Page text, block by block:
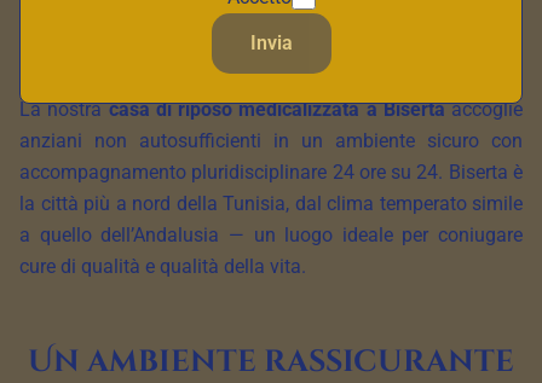
La nostracasa di riposo medicalizzata a Bisertaaccoglie
anziani non autosufficienti in un ambiente sicuro con
accompagnamento pluridisciplinare 24 ore su 24. Biserta è
la città più a nord della Tunisia, dal clima temperato simile
a quello dell’Andalusia — un luogo ideale per coniugare
cure di qualità e qualità della vita.
Un ambiente rassicurante
Invia